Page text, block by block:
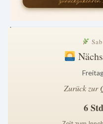
.
Zurück zur
6